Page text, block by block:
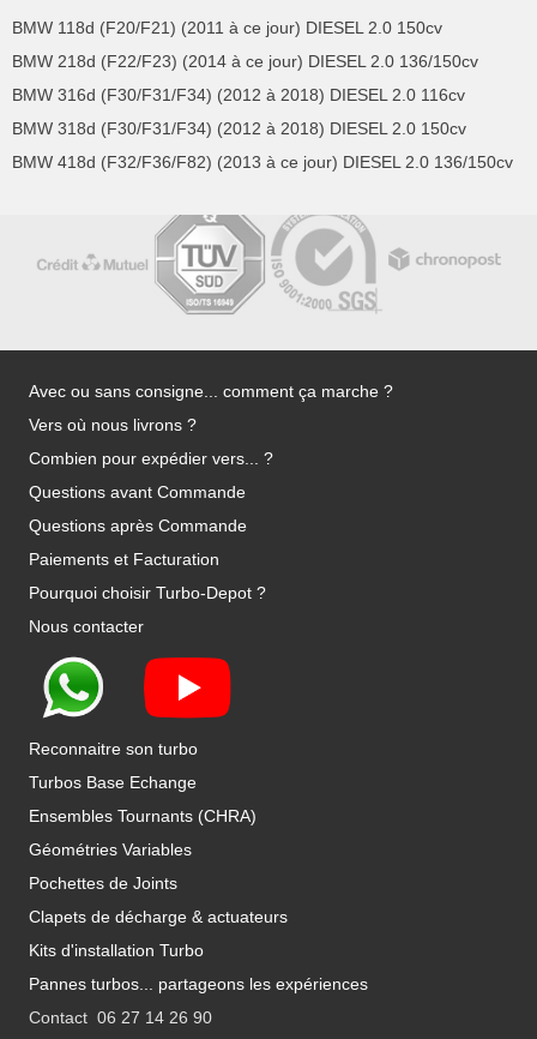
BMW 118d (F20/F21) (2011 à ce jour) DIESEL 2.0 150cv
BMW 218d (F22/F23) (2014 à ce jour) DIESEL 2.0 136/150cv
BMW 316d (F30/F31/F34) (2012 à 2018) DIESEL 2.0 116cv
BMW 318d (F30/F31/F34) (2012 à 2018) DIESEL 2.0 150cv
BMW 418d (F32/F36/F82) (2013 à ce jour) DIESEL 2.0 136/150cv
Avec ou sans consigne... comment ça marche ?
Vers où nous livrons ?
Combien pour expédier vers... ?
Questions avant Commande
Questions après Commande
Paiements et Facturation
Pourquoi choisir Turbo-Depot ?
Nous contacter
Reconnaitre son turbo
Turbos Base Echange
Ensembles Tournants (CHRA)
Géométries Variables
Pochettes de Joints
Clapets de décharge & actuateurs
Kits d'installation Turbo
Pannes turbos... partageons les expériences
Contact 06 27 14 26 90